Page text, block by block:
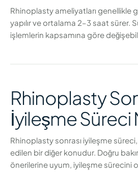
Rhinoplasty ameliyatları genellikle
yapılır ve ortalama 2–3 saat sürer.
işlemlerin kapsamına göre
Rhinoplasty
İyileşme Süreci
Rhinoplasty sonrası iyileşme
edilen bir diğer konudur. Doğru
önerilerine uyum, iyileşme sürecini